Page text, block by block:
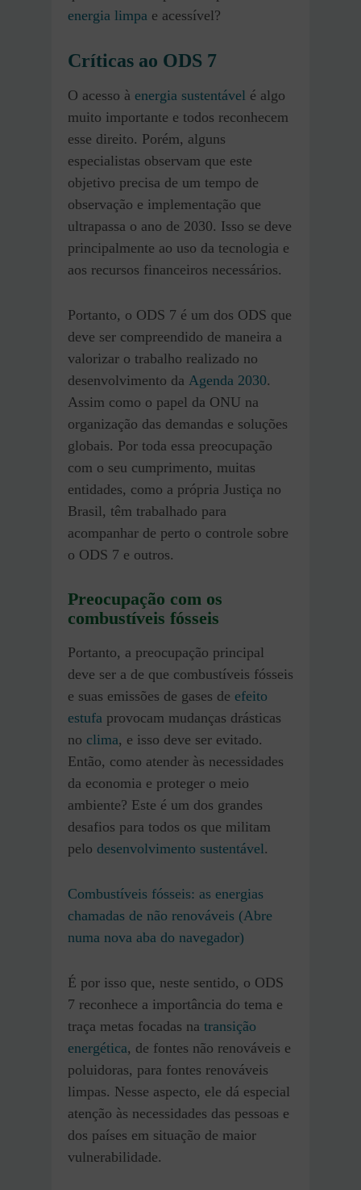
energia limpa e acessível?
Críticas ao ODS 7
O acesso à energia sustentável é algo
muito importante e todos reconhecem
esse direito. Porém, alguns
especialistas observam que este
objetivo precisa de um tempo de
observação e implementação que
ultrapassa o ano de 2030. Isso se deve
principalmente ao uso da tecnologia e
aos recursos financeiros necessários.
Portanto, o ODS 7 é um dos ODS que
deve ser compreendido de maneira a
valorizar o trabalho realizado no
desenvolvimento da Agenda 2030.
Assim como o papel da ONU na
organização das demandas e soluções
globais. Por toda essa preocupação
com o seu cumprimento, muitas
entidades, como a própria Justiça no
Brasil, têm trabalhado para
acompanhar de perto o controle sobre
o ODS 7 e outros.
Preocupação com os
combustíveis fósseis
Portanto, a preocupação principal
deve ser a de que combustíveis fósseis
e suas emissões de gases de efeito
estufa provocam mudanças drásticas
no clima, e isso deve ser evitado.
Então, como atender às necessidades
da economia e proteger o meio
ambiente? Este é um dos grandes
desafios para todos os que militam
pelo desenvolvimento sustentável.
Combustíveis fósseis: as energias
chamadas de não renováveis (Abre
numa nova aba do navegador)
É por isso que, neste sentido, o ODS
7 reconhece a importância do tema e
traça metas focadas na transição
energética, de fontes não renováveis e
poluidoras, para fontes renováveis
limpas. Nesse aspecto, ele dá especial
atenção às necessidades das pessoas e
dos países em situação de maior
vulnerabilidade.